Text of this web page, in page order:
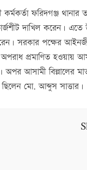
কর্মকর্তা ফরিদগঞ্জ
দাখিল করেন। এতে
সরকার পক্ষের
প্রমাণিত হওয়ায়
অপর আসামী বিল্লালের
মো. আব্দুস সাত্তার।